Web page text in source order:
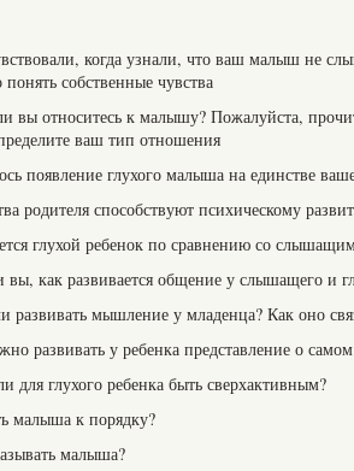
когда узнали, что ваш малыш не
собственные чувства
вы относитесь к малышу? Пожалуйста,
ваш тип отношения
появление глухого малыша на единстве
родителя способствуют психическому
глухой ребенок по сравнению со
вы, как развивается общение у слышащего и
мышление у младенца? Как оно
развивать у ребенка представление о самом
для глухого ребенка быть сверхактивным?
малыша к порядку?
малыша?